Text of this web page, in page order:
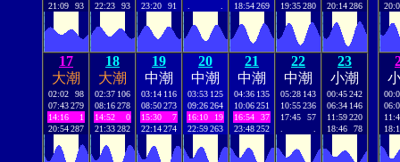
21:09
93
22:23
93
23:20
91
18:54269
19:35280
20:14286
17
大潮
02:02
98
07:43279
14:16
1
20:54287
18
大潮
02:37 106
08:16278
14:52
0
21:33282
19
中潮
03:14 116
08:50273
15:30
7
22:14274
20
中潮
03:53 125
09:26264
16:10
19
22:59263
21
中潮
04:36 135
10:06251
16:54
37
23:48252
22
中潮
05:28 143
10:55236
17:45
57
23
小潮
00:45242
06:34 146
11:59220
18:46
78